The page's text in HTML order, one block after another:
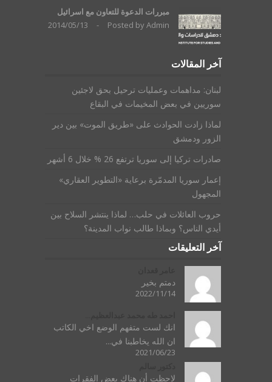
مبررات الدعوة للتعاون مع اسرائيل
Posted byAdmin
-
2014/05/13
آخر المقالات
لبنان: مداهمات وعمليات ترحيل بحق لاجئين
سوريين في بعض المخيمات في البقاع
لماذا زادت الحوادث على «طريق الموت» بين دير
الزور ودمشق
صادرات تركيا إلى سوريا ترتفع 26 % خلال 6 أشهر
إعمار سوريا المدمّرة برعاية «التطوير العقاري»
المجهول
حروب العائلات في حلب… لماذا ينتشر السلاح بين
أيدي الناس؟ وبماذا طالب نواب المدينة؟
آخر التعليقات
دمتم بخير
2022/11/14
انك لست متفهم الوضع اخي الكاتب
ان الله يخاطبنا في...
2021/06/23
لاحظت أن هناك بعض الفقرات